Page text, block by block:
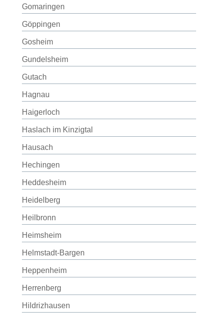
Gomaringen
Göppingen
Gosheim
Gundelsheim
Gutach
Hagnau
Haigerloch
Haslach im Kinzigtal
Hausach
Hechingen
Heddesheim
Heidelberg
Heilbronn
Heimsheim
Helmstadt-Bargen
Heppenheim
Herrenberg
Hildrizhausen